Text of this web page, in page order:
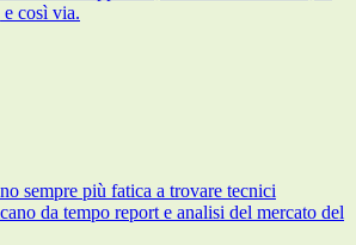
e così via.
sempre più fatica a trovare tecnici
da tempo report e analisi del mercato del